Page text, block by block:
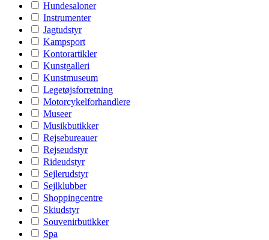
Hundesaloner
Instrumenter
Jagtudstyr
Kampsport
Kontorartikler
Kunstgalleri
Kunstmuseum
Legetøjsforretning
Motorcykelforhandlere
Museer
Musikbutikker
Rejsebureauer
Rejseudstyr
Rideudstyr
Sejlerudstyr
Sejlklubber
Shoppingcentre
Skiudstyr
Souvenirbutikker
Spa